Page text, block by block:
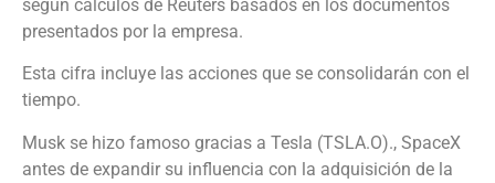
según cálculos de Reuters basados en los documentos
presentados por la empresa.
Esta cifra incluye las acciones que se consolidarán con el
tiempo.
Musk se hizo famoso gracias a Tesla (TSLA.O)., SpaceX
antes de expandir su influencia con la adquisición de la